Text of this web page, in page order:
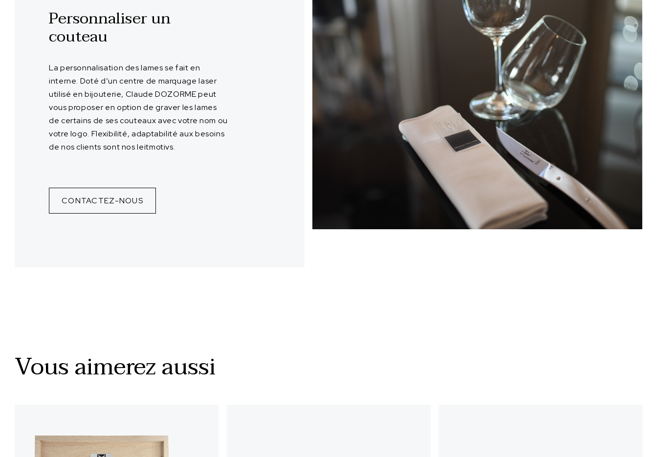
Personnaliser un
couteau
La personnalisation des lames se fait en
interne. Doté d’un centre de marquage laser
utilisé en bijouterie, Claude DOZORME peut
vous proposer en option de graver les lames
de certains de ses couteaux avec votre nom ou
votre logo. Flexibilité, adaptabilité aux besoins
de nos clients sont nos leitmotivs.
CONTACTEZ-NOUS
Vous aimerez aussi